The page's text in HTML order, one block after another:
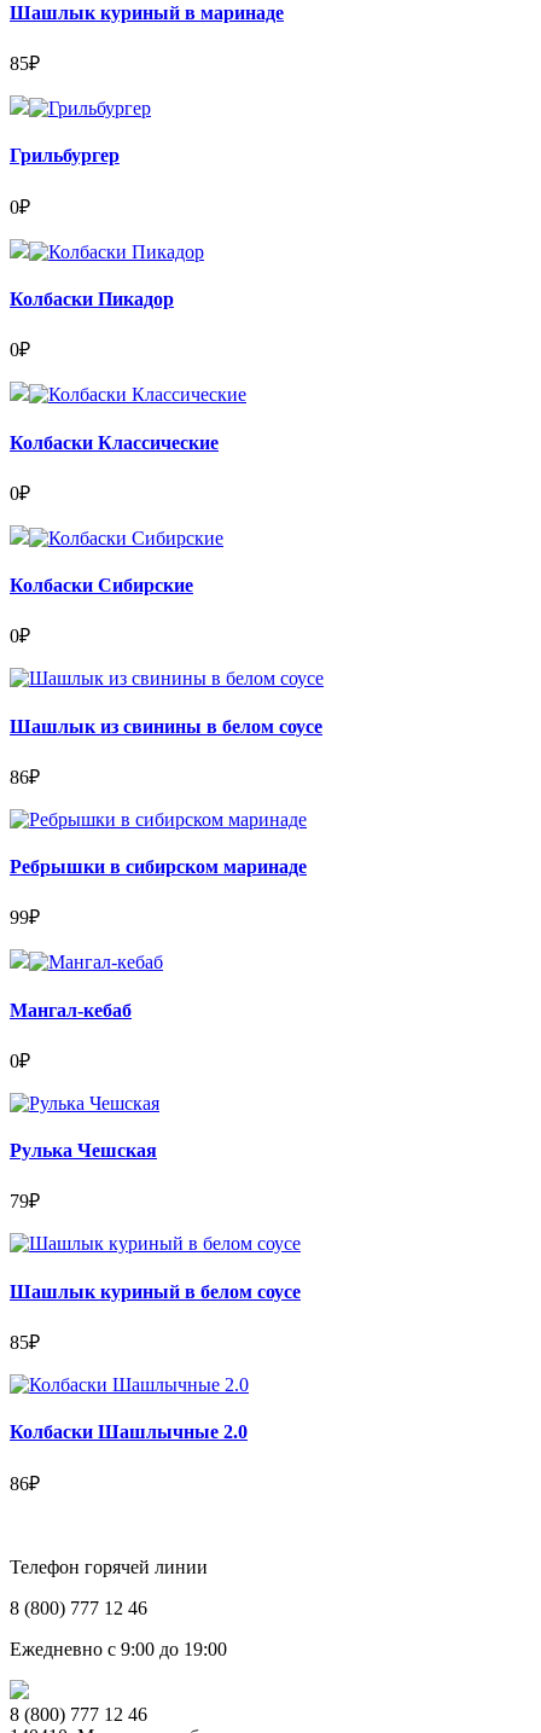
Шашлык куриный в маринаде
85₽
Грильбургер
0₽
Колбаски Пикадор
0₽
Колбаски Классические
0₽
Колбаски Сибирские
0₽
Шашлык из свинины в белом соусе
86₽
Ребрышки в сибирском маринаде
99₽
Мангал-кебаб
0₽
Рулька Чешская
79₽
Шашлык куриный в белом соусе
85₽
Колбаски Шашлычные 2.0
86₽
Телефон горячей линии
8 (800) 777 12 46
Ежедневно с 9:00 до 19:00
8 (800) 777 12 46